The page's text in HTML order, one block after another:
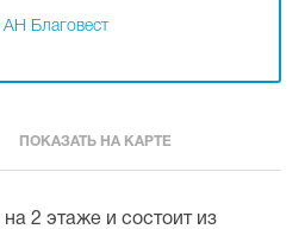
АН Благовест
ПОКАЗАТЬ НА КАРТЕ
2 этаже и состоит из